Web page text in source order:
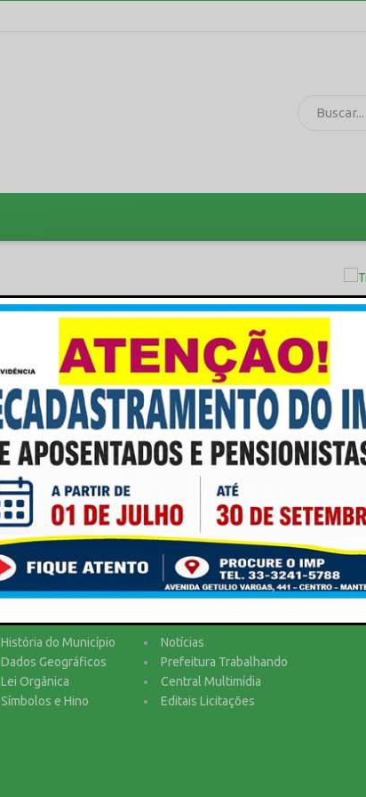
Compartilhar
História do Município
Dados Geográficos
Lei Orgânica
Símbolos e Hino
Notícias
Prefeitura Trabalhando
Central Multimídia
Editais Licitações